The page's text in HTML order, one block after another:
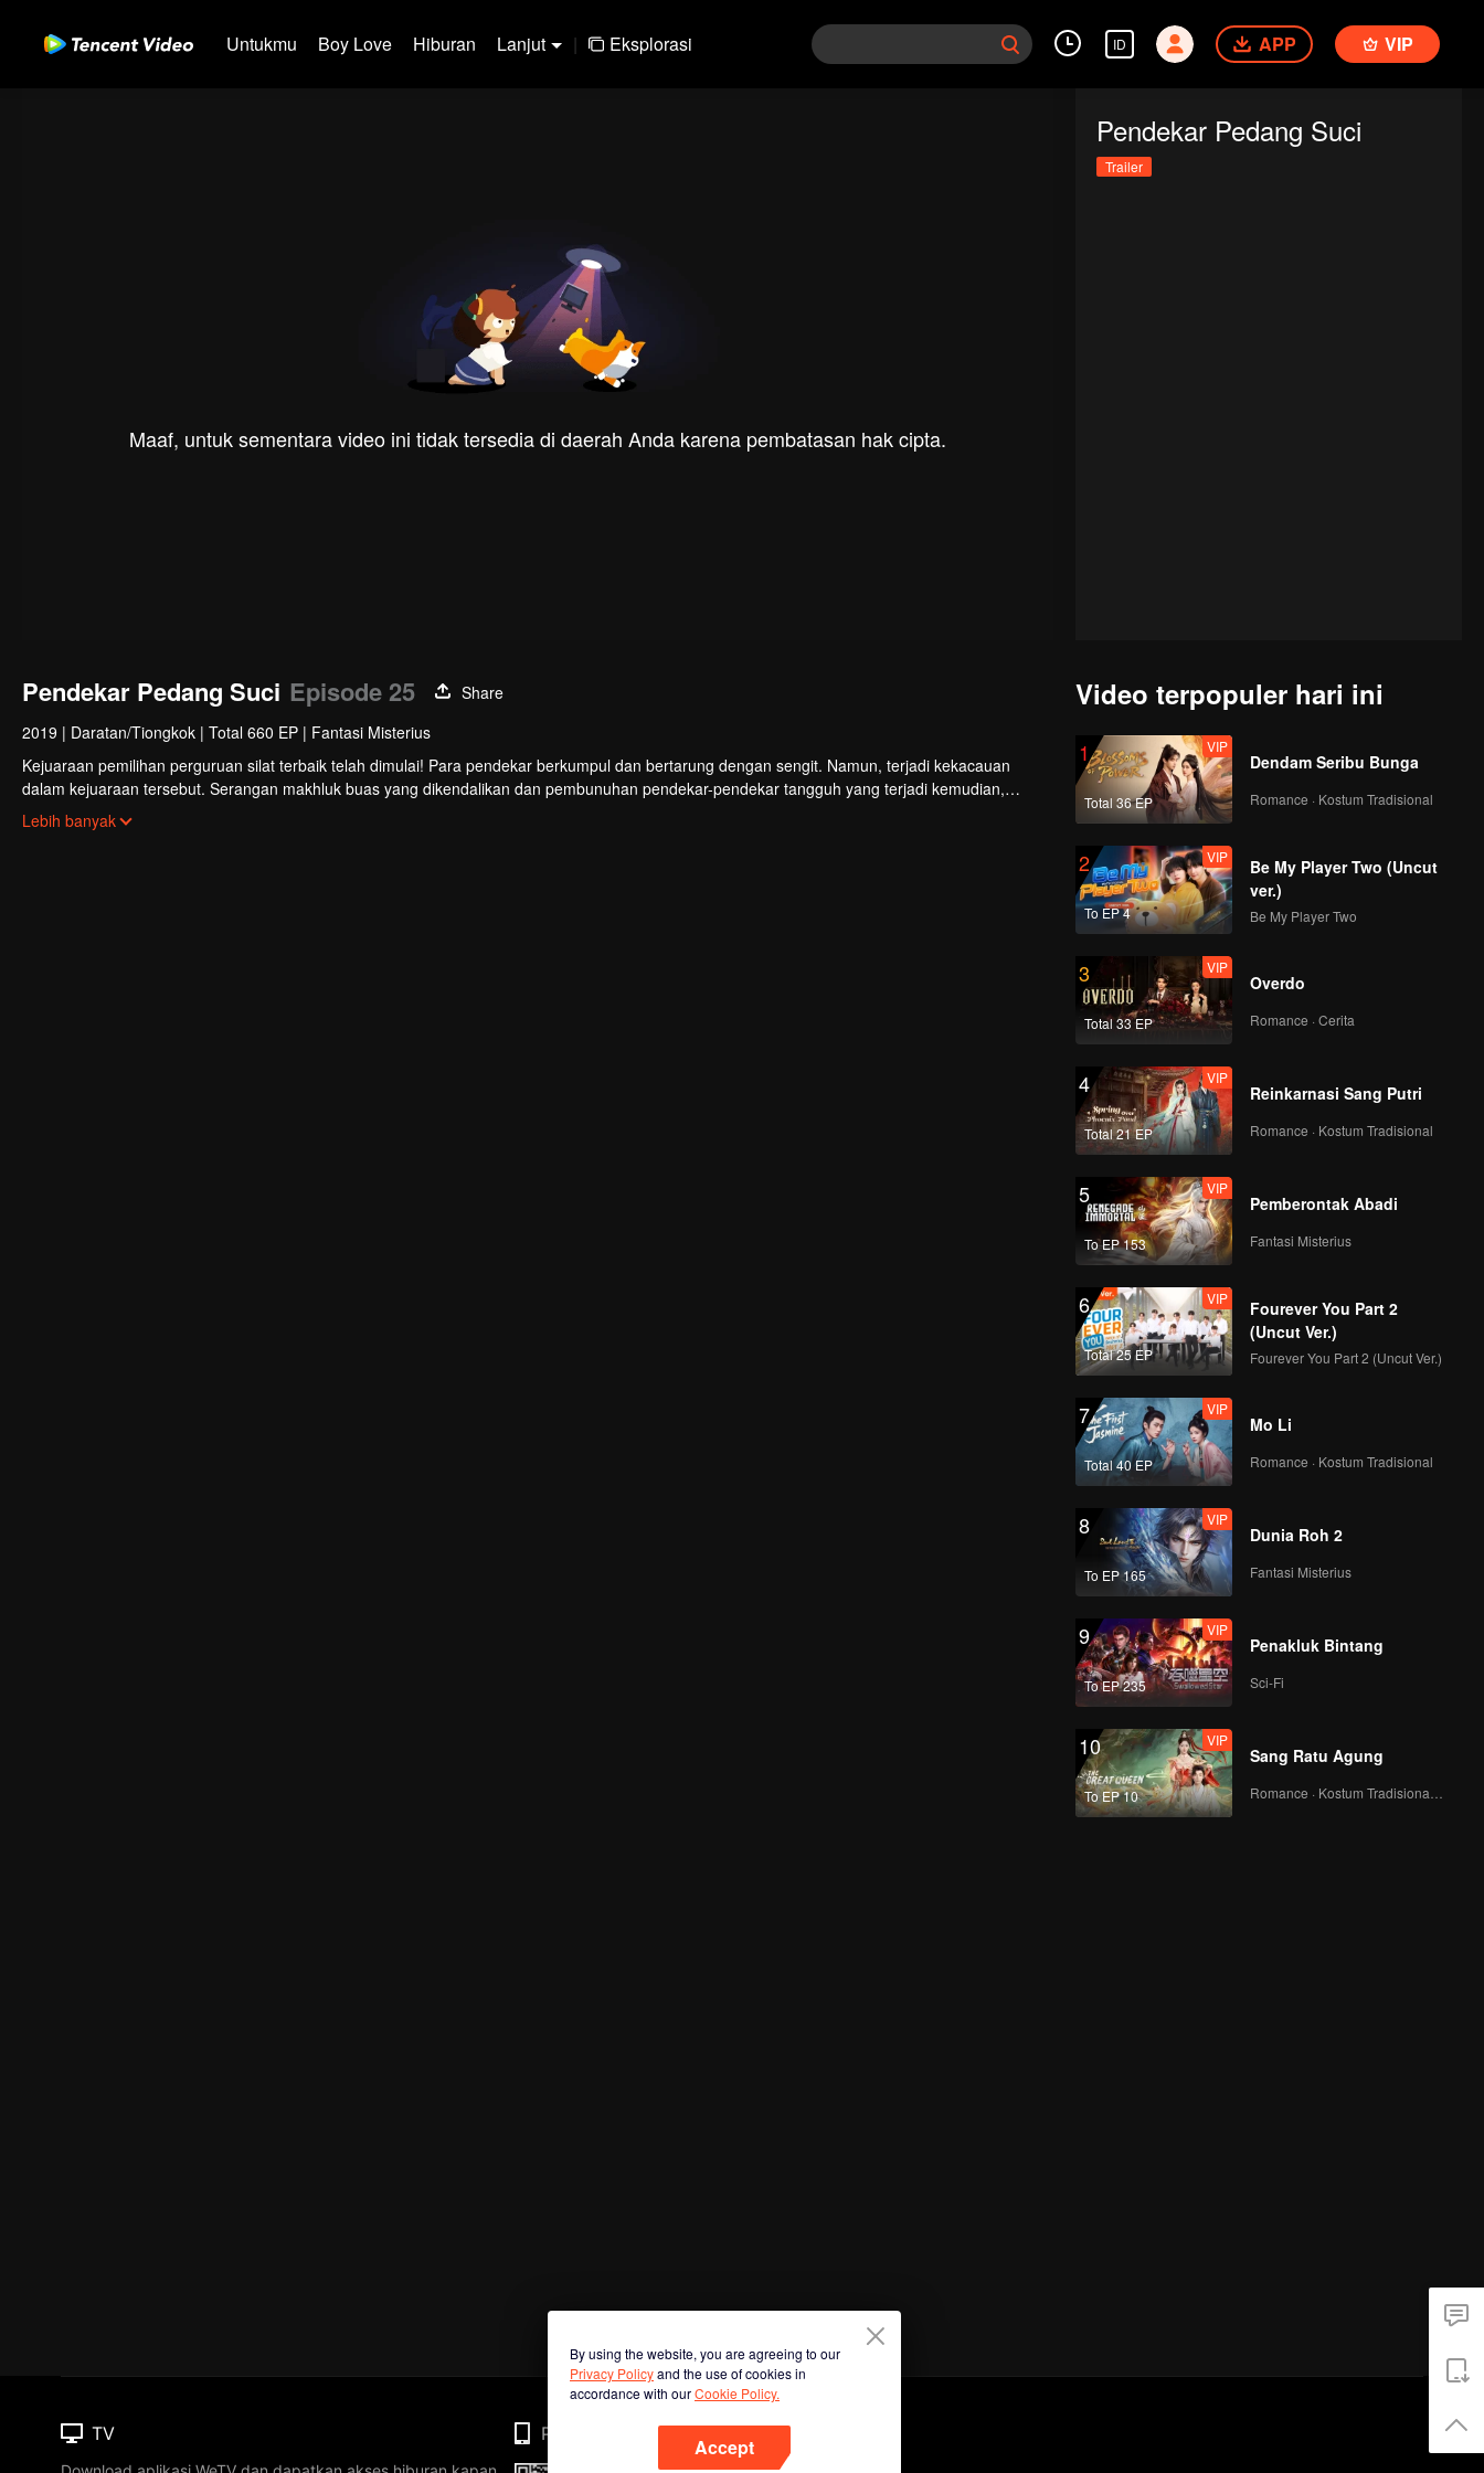
Untukmu Boy Love Hiburan Lanjut | Eksplorasi ID APP VIP
Maaf, untuk sementara video ini tidak tersedia di daerah Anda karena pembatasan hak cipta.
Pendekar Pedang Suci
Trailer
Pendekar Pedang Suci Episode 25
Share
2019 | Daratan/Tiongkok | Total 660 EP | Fantasi Misterius
Kejuaraan pemilihan perguruan silat terbaik telah dimulai! Para pendekar berkumpul dan bertarung dengan sengit. Namun, terjadi kekacauan
dalam kejuaraan tersebut. Serangan makhluk buas yang dikendalikan dan pembunuhan pendekar-pendekar tangguh yang terjadi kemudian,
mengungkap fakta keterlibatan Sekte Evolusi Surgawi. Menjadi tugas Chu Xingyun menghadapi rintangan itu dan menjadi pendekar nomor wahid
di rimba persilatan.
Lebih banyak
Video terpopuler hari ini
1
Total 36 EP
VIP
Dendam Seribu Bunga
Romance · Kostum Tradisional
2
To EP 4
VIP
Be My Player Two (Uncut
ver.)
Be My Player Two
3
Total 33 EP
VIP
Overdo
Romance · Cerita
4
Total 21 EP
VIP
Reinkarnasi Sang Putri
Romance · Kostum Tradisional
5
To EP 153
VIP
Pemberontak Abadi
Fantasi Misterius
6
Total 25 EP
VIP
Fourever You Part 2
(Uncut Ver.)
Fourever You Part 2 (Uncut Ver.)
7
Total 40 EP
VIP
Mo Li
Romance · Kostum Tradisional
8
To EP 165
VIP
Dunia Roh 2
Fantasi Misterius
9
To EP 235
VIP
Penakluk Bintang
Sci-Fi
10
To EP 10
VIP
Sang Ratu Agung
By using the website, you are agreeing to our
Privacy Policyand the use of cookies in
accordance with ourCookie Policy.
Accept
TV Phone